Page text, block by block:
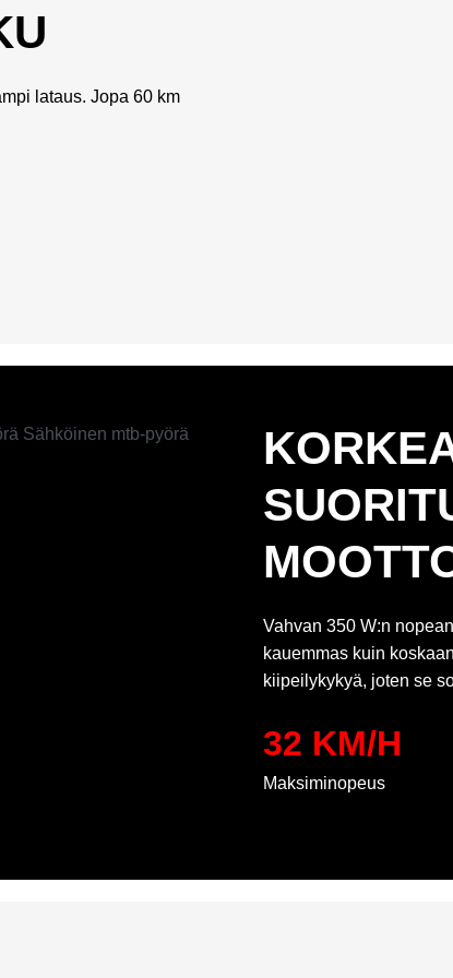
lataus. Jopa 60 km
Vahvan 350 W:n
kauemmas kuin
kiipeilykykyä, joten se
32 KM/H
Maksiminopeus